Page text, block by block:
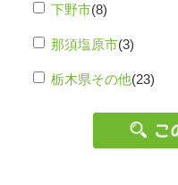
下野市(8)
那須塩原市(3)
栃木県その他(23)